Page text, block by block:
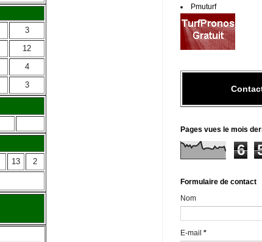
3
12
4
3
13 2
Pmuturf
Pages vues le mois
6
Formulaire de contact
Nom
E-mail *